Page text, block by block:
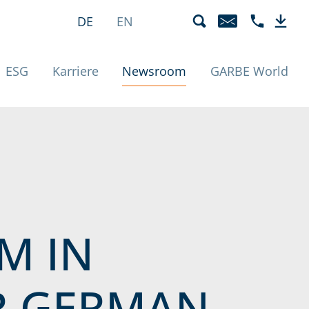
| Detail
Sprachmenü
DEAktivEN E-MAIL
ESG Karriere Newsroom (Aktiv)GARBE World
IN